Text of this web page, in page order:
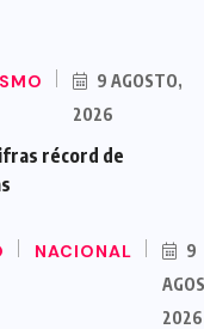
9 AGOSTO,
2026
récord de
NACIONAL
9
2026